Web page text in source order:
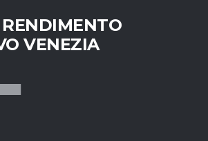
RENDIMENTO
VENEZIA